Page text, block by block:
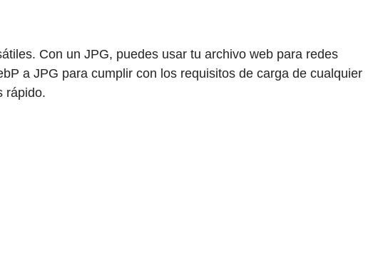
Con un JPG, puedes usar tu archivo web para redes
a JPG para cumplir con los requisitos de carga de cualquier
rápido.